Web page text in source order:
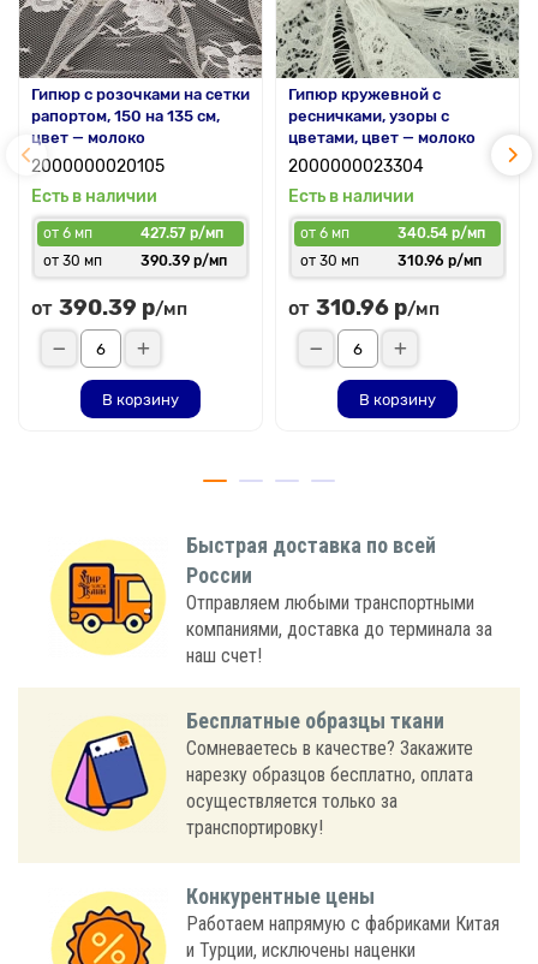
Гипюр с розочками на сетки
рапортом, 150 на 135 см,
цвет — молоко
2000000020105
Есть в наличии
от 6 мп
427.57 р/мп
от 30 мп
390.39 р/мп
от 390.39 р/мп
В корзину
Гипюр кружевной с
ресничками, узоры с
цветами, цвет — молоко
2000000023304
Есть в наличии
от 6 мп
340.54 р/мп
от 30 мп
310.96 р/мп
от 310.96 р/мп
В корзину
Быстрая доставка по всей
России
Отправляем любыми транспортными
компаниями, доставка до терминала за
наш счет!
Бесплатные образцы ткани
Сомневаетесь в качестве? Закажите
нарезку образцов бесплатно, оплата
осуществляется только за
транспортировку!
Конкурентные цены
Работаем напрямую с фабриками Китая
и Турции, исключены наценки